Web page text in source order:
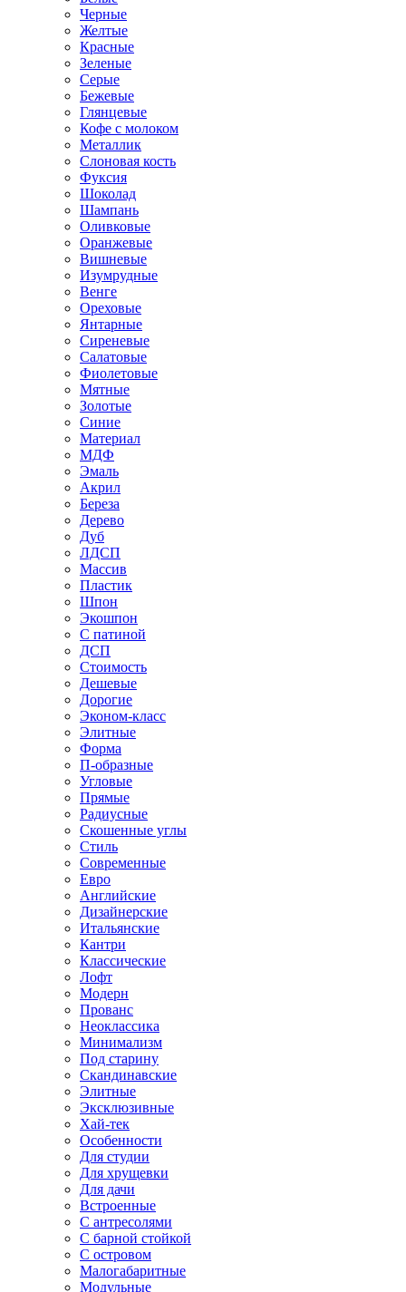
Черные
Желтые
Красные
Зеленые
Серые
Бежевые
Глянцевые
Кофе с молоком
Металлик
Слоновая кость
Фуксия
Шоколад
Шампань
Оливковые
Оранжевые
Вишневые
Изумрудные
Венге
Ореховые
Янтарные
Сиреневые
Салатовые
Фиолетовые
Мятные
Золотые
Синие
Материал
МДФ
Эмаль
Акрил
Береза
Дерево
Дуб
ЛДСП
Массив
Пластик
Шпон
Экошпон
С патиной
ДСП
Стоимость
Дешевые
Дорогие
Эконом-класс
Элитные
Форма
П-образные
Угловые
Прямые
Радиусные
Скошенные углы
Стиль
Современные
Евро
Английские
Дизайнерские
Итальянские
Кантри
Классические
Лофт
Модерн
Прованс
Неоклассика
Минимализм
Под старину
Скандинавские
Элитные
Эксклюзивные
Хай-тек
Особенности
Для студии
Для хрущевки
Для дачи
Встроенные
С антресолями
С барной стойкой
С островом
Малогабаритные
Модульные